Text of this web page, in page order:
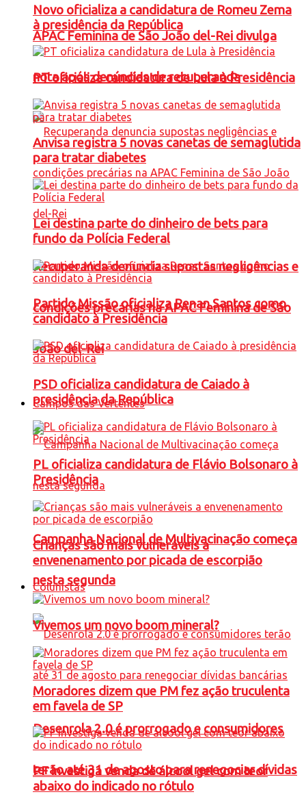
APAC Feminina de São João del-Rei divulga
nota após denúncias de recuperanda
Recuperanda denuncia supostas negligências e
condições precárias na APAC Feminina de São
João del-Rei
Campos das Vertentes
Campanha Nacional de Multivacinação começa
nesta segunda
Desenrola 2.0 é prorrogado e consumidores
terão até 31 de agosto para renegociar dívidas
Novo oficializa a candidatura de Romeu Zema
à presidência da República
PT oficializa candidatura de Lula à Presidência
Anvisa registra 5 novas canetas de semaglutida
para tratar diabetes
Lei destina parte do dinheiro de bets para
fundo da Polícia Federal
Partido Missão oficializa Renan Santos como
candidato à Presidência
PSD oficializa candidatura de Caiado à
presidência da República
PL oficializa candidatura de Flávio Bolsonaro à
Presidência
Crianças são mais vulneráveis a
envenenamento por picada de escorpião
Colunistas
Vivemos um novo boom mineral?
Moradores dizem que PM fez ação truculenta
em favela de SP
PF investiga venda de álcool gel com teor
abaixo do indicado no rótulo